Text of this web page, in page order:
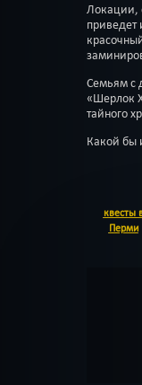
Локации,
приведет
Семьям с
«Шерлок
тайного
Какой бы
квесты
Перми